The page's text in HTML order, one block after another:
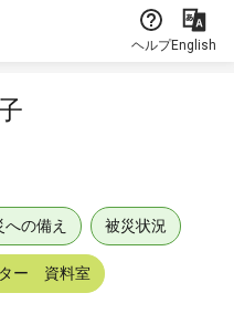
ヘルプEnglish
への備え 被災状況
ター 資料室